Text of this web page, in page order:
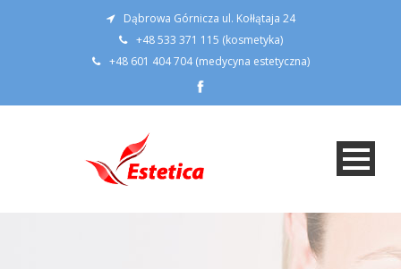
Dąbrowa Górnicza ul. Kołłątaja 24
+48 533 371 115 (kosmetyka)
+48 601 404 704 (medycyna estetyczna)